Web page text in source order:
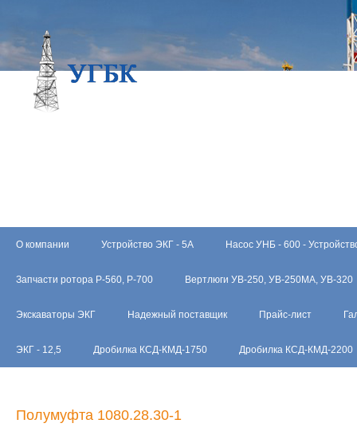
О компании Устройство ЭКГ - 5А Насос УНБ - 600 -
Запчасти ротора Р-560, Р-700 Вертлюги УВ-250, УВ-250МА, УВ-320
Экскаваторы ЭКГ Надежный поставщик Прайс-лист
ЭКГ - 12,5 Дробилка КСД-КМД-1750 Дробилка КСД-КМД-2200
Полумуфта 1080.28.30-1